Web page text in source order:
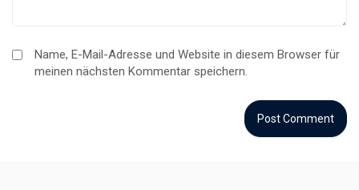
Name, E-Mail-Adresse und Website in diesem Browser für
meinen nächsten Kommentar speichern.